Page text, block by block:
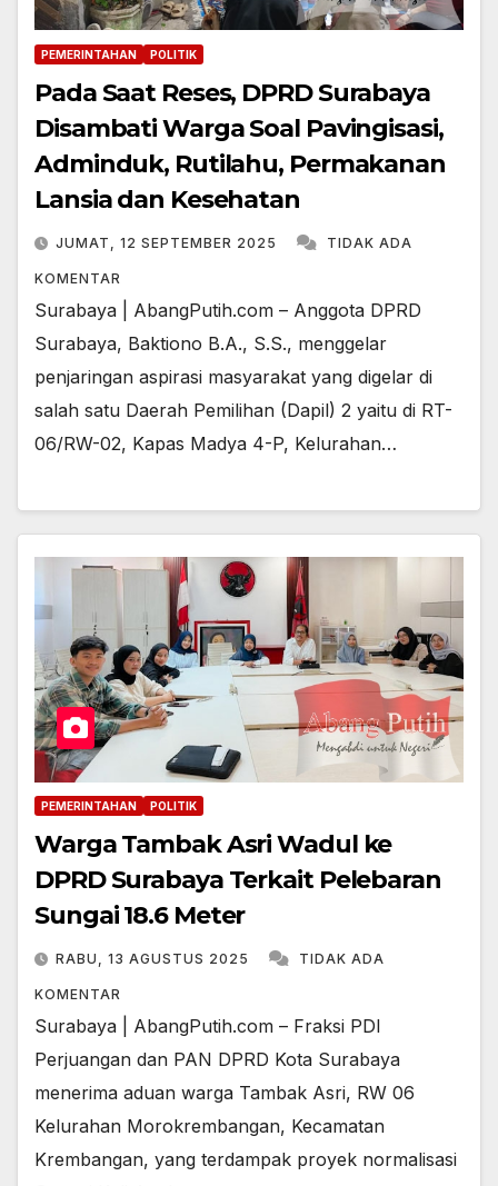
PEMERINTAHAN POLITIK
Pada Saat Reses, DPRD Surabaya
Disambati Warga Soal Pavingisasi,
Adminduk, Rutilahu, Permakanan
Lansia dan Kesehatan
JUMAT, 12 SEPTEMBER 2025 TIDAK ADA
KOMENTAR
Surabaya | AbangPutih.com – Anggota DPRD
Surabaya, Baktiono B.A., S.S., menggelar
penjaringan aspirasi masyarakat yang digelar di
salah satu Daerah Pemilihan (Dapil) 2 yaitu di RT-
06/RW-02, Kapas Madya 4-P, Kelurahan…
PEMERINTAHAN POLITIK
Warga Tambak Asri Wadul ke
DPRD Surabaya Terkait Pelebaran
Sungai 18.6 Meter
RABU, 13 AGUSTUS 2025 TIDAK ADA
KOMENTAR
Surabaya | AbangPutih.com – Fraksi PDI
Perjuangan dan PAN DPRD Kota Surabaya
menerima aduan warga Tambak Asri, RW 06
Kelurahan Morokrembangan, Kecamatan
Krembangan, yang terdampak proyek normalisasi